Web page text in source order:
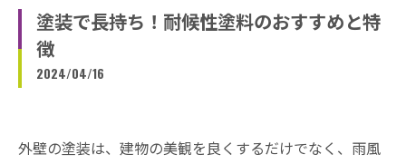
塗装で長持ち！耐候性塗料のおすすめと特
徴
2024/04/16
外壁の塗装は、建物の美観を良くするだけでなく、雨風